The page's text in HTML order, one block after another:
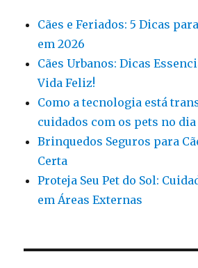
Cães e Feriados: 5 Dicas
em 2026
Cães Urbanos: Dicas
Vida Feliz!
Como a tecnologia está
cuidados com os pets no dia
Brinquedos Seguros para
Certa
Proteja Seu Pet do Sol:
em Áreas Externas